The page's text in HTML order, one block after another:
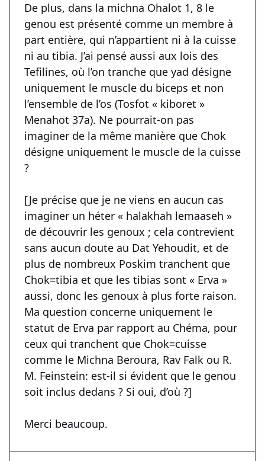
De plus, dans la michna Ohalot 1, 8 le
genou est présenté comme un membre à
part entière, qui n’appartient ni à la cuisse
ni au tibia. J’ai pensé aussi aux lois des
Tefilines, où l’on tranche que yad désigne
uniquement le muscle du biceps et non
l’ensemble de l’os (Tosfot « kiboret »
Menahot 37a). Ne pourrait-on pas
imaginer de la même manière que Chok
désigne uniquement le muscle de la cuisse
?
[Je précise que je ne viens en aucun cas
imaginer un héter « halakhah lemaaseh »
de découvrir les genoux ; cela contrevient
sans aucun doute au Dat Yehoudit, et de
plus de nombreux Poskim tranchent que
Chok=tibia et que les tibias sont « Erva »
aussi, donc les genoux à plus forte raison.
Ma question concerne uniquement le
statut de Erva par rapport au Chéma, pour
ceux qui tranchent que Chok=cuisse
comme le Michna Beroura, Rav Falk ou R.
M. Feinstein: est-il si évident que le genou
soit inclus dedans ? Si oui, d’où ?]
Merci beaucoup.